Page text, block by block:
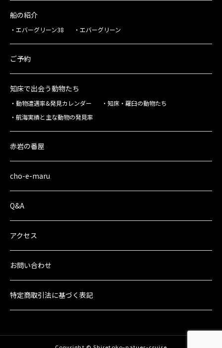
船の紹介
エバーグリーン38 エバーグリーン
ご予約
知床で出会う動物たち
動物遭遇率&発見カレンダー
知床・羅臼の動物たち
航海実績と主な動物の発見率
赤岩の番屋
cho-e-maru
Q&A
アクセス
お問い合わせ
特定商取引法に基づく表記